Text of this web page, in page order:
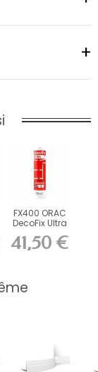
FX400 ORAC
DecoFix Ultra
270 ml
41,50 €